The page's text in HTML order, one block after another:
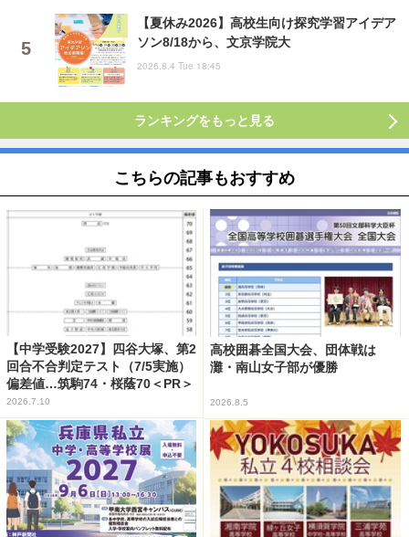
【夏休み2026】高校生向け探究学習アイデア
ソン8/18から、文京学院大
2026.8.4 Tue 18:45
ランキングをもっと見る
こちらの記事もおすすめ
【中学受験2027】四谷大塚、第2
回合不合判定テスト（7/5実施）
偏差値…筑駒74・桜蔭70＜PR＞
2026.7.10
高校囲碁全国大会、団体戦は
灘・南山女子部が優勝
2026.8.5